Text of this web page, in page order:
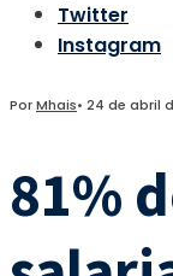
Twitter
Instagram
PorMhais• 24 de abril
81%